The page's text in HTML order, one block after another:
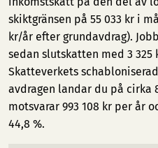
skiktgränsen på 55 033 kr i
kr/år efter grundavdrag).
sedan slutskatten med 3
Skatteverkets
avdragen landar du på cirka
motsvarar 993 108 kr per år
44,8 %.